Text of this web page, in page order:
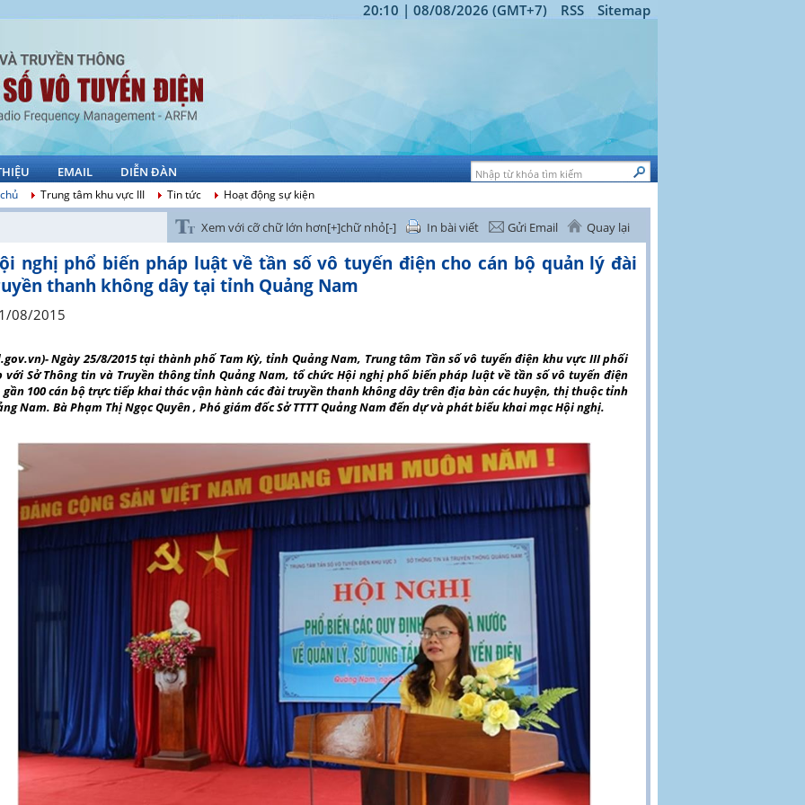
20:10 | 08/08/2026 (GMT+7) RSS Sitemap
EMAIL DIỄN ĐÀN
Trung tâm khu vực III Tin tức Hoạt động sự kiện
Xem với cỡ chữ lớn hơn[+]chữ nhỏ[-] In bài viết Gửi Email Quay lại
nghị phổ biến pháp luật về tần số vô tuyến điện cho cán bộ quản lý đài
thanh không dây tại tỉnh Quảng Nam
08/2015
Ngày 25/8/2015 tại thành phố Tam Kỳ, tỉnh Quảng Nam, Trung tâm Tần số vô tuyến điện khu vực III phối
với Sở Thông tin và Truyền thông tỉnh Quảng Nam, tổ chức Hội nghị phổ biến pháp luật về tần số vô tuyến điện
gần 100 cán bộ trực tiếp khai thác vận hành các đài truyền thanh không dây trên địa bàn các huyện, thị thuộc tỉnh
Nam. Bà Phạm Thị Ngọc Quyên , Phó giám đốc Sở TTTT Quảng Nam đến dự và phát biểu khai mạc Hội nghị.